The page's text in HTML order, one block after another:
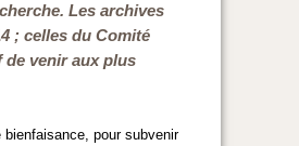
Les archives
; celles du Comité
de venir aux plus
bienfaisance, pour subvenir